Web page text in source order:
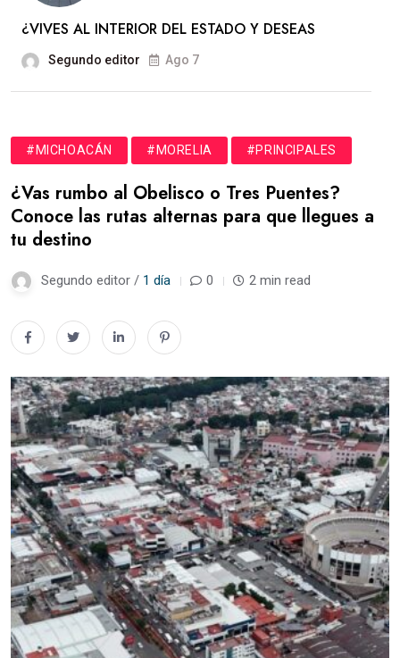
¿VIVES AL INTERIOR DEL ESTADO Y DESEAS
Segundo editor Ago 7
#MICHOACÁN #MORELIA #PRINCIPALES
¿Vas rumbo al Obelisco o Tres Puentes?
Conoce las rutas alternas para que llegues a
tu destino
Segundo editor / 1 día 0 2 min read